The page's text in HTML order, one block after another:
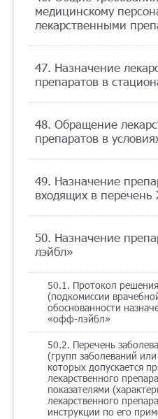
медицинскому
лекарственными
47. Назначение
препаратов в
48. Обращение
препаратов в
49. Назначение
входящих в
50. Назначение
лэйбл»
50.1. Протокол
(подкомиссии
обоснованности
«офф-лэйбл»
50.2. Перечень
(групп заболеваний
которых допускается
лекарственного
показателями
лекарственного
инструкции по его